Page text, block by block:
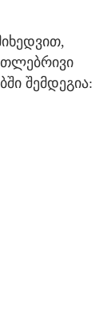
შემდეგია: